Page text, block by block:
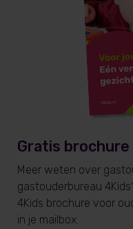
Gratis brochure
Meer weten over
gastouderbureau
4Kids brochure voor
in je mailbox.